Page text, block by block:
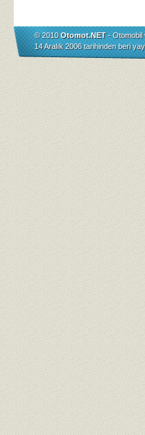
© 2010Otomot.NET- Otomobil
14 Aralık 2006 tarihinden beri